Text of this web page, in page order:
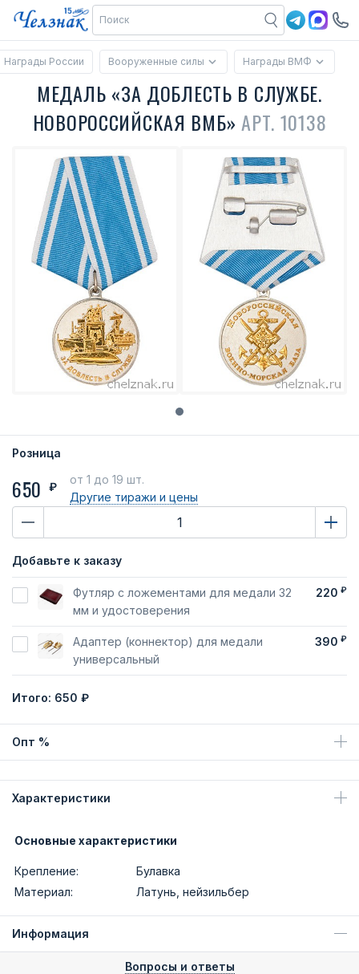
Награды России Вооруженные силы Награды ВМФ
МЕДАЛЬ «ЗА ДОБЛЕСТЬ В СЛУЖБЕ.
НОВОРОССИЙСКАЯ ВМБ»АРТ. 10138
Розница
650 ₽
от 1 до 19 шт.
Другие тиражии цены
Добавьте к заказу
Футляр с ложементами для медали 32
мм и удостоверения
220 ₽
Адаптер (коннектор) для медали
универсальный
390 ₽
Итого: 650 ₽
Опт %
Характеристики
Основные характеристики
Крепление:
Булавка
Материал:
Латунь, нейзильбер
Информация
Вопросы и ответы